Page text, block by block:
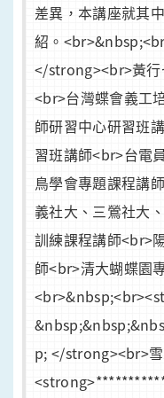
差異，本講座就其
紹。
</strong><br>黃行
<br>台灣蝶會義工
師研習中心研習班
習班講師<br>台電
鳥學會專題課程講
義社大、三鶯社大
訓練課程講師<br>
師<br>清大蝴蝶園
p; </strong><br>